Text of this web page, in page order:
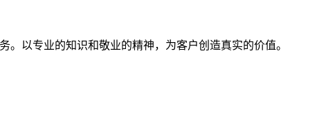
以专业的知识和敬业的精神，为客户创造真实的价值。